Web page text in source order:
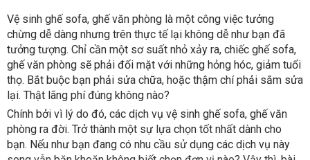
Vệ sinh ghế sofa, ghế văn phòng là một công việc tưởng
chừng dễ dàng nhưng trên thực tế lại không dễ như bạn đã
tưởng tượng. Chỉ cần một sơ suất nhỏ xảy ra, chiếc ghế sofa,
ghế văn phòng sẽ phải đối mặt với những hỏng hóc, giảm tuổi
thọ. Bắt buộc bạn phải sửa chữa, hoặc thậm chí phải sắm sửa
lại. Thật lãng phí đúng không nào?
Chính bởi vì lý do đó, các dịch vụ vệ sinh ghế sofa, ghế văn
phòng ra đời. Trở thành một sự lựa chọn tốt nhất dành cho
bạn. Nếu như bạn đang có nhu cầu sử dụng các dịch vụ này